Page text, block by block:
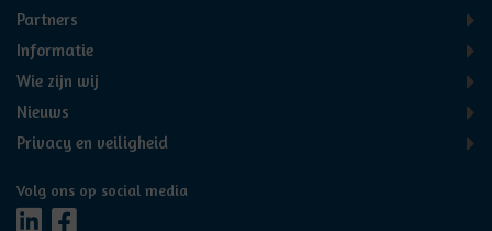
Partners
Informatie
Wie zijn wij
Nieuws
Privacy en veiligheid
Volg ons op social media